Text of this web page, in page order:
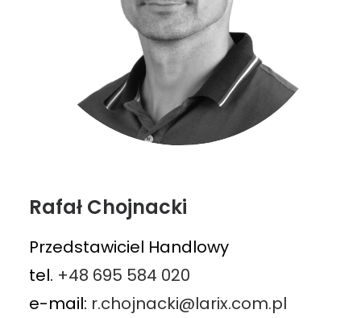
Rafał Chojnacki
Przedstawiciel Handlowy
tel. +48 695 584 020
e-mail: r.chojnacki@larix.com.pl